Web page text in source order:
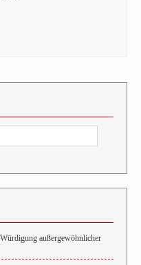
außergewöhnlicher